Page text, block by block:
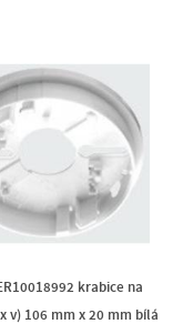
ER10018992 krabice na
v) 106 mm x 20 mm bílá